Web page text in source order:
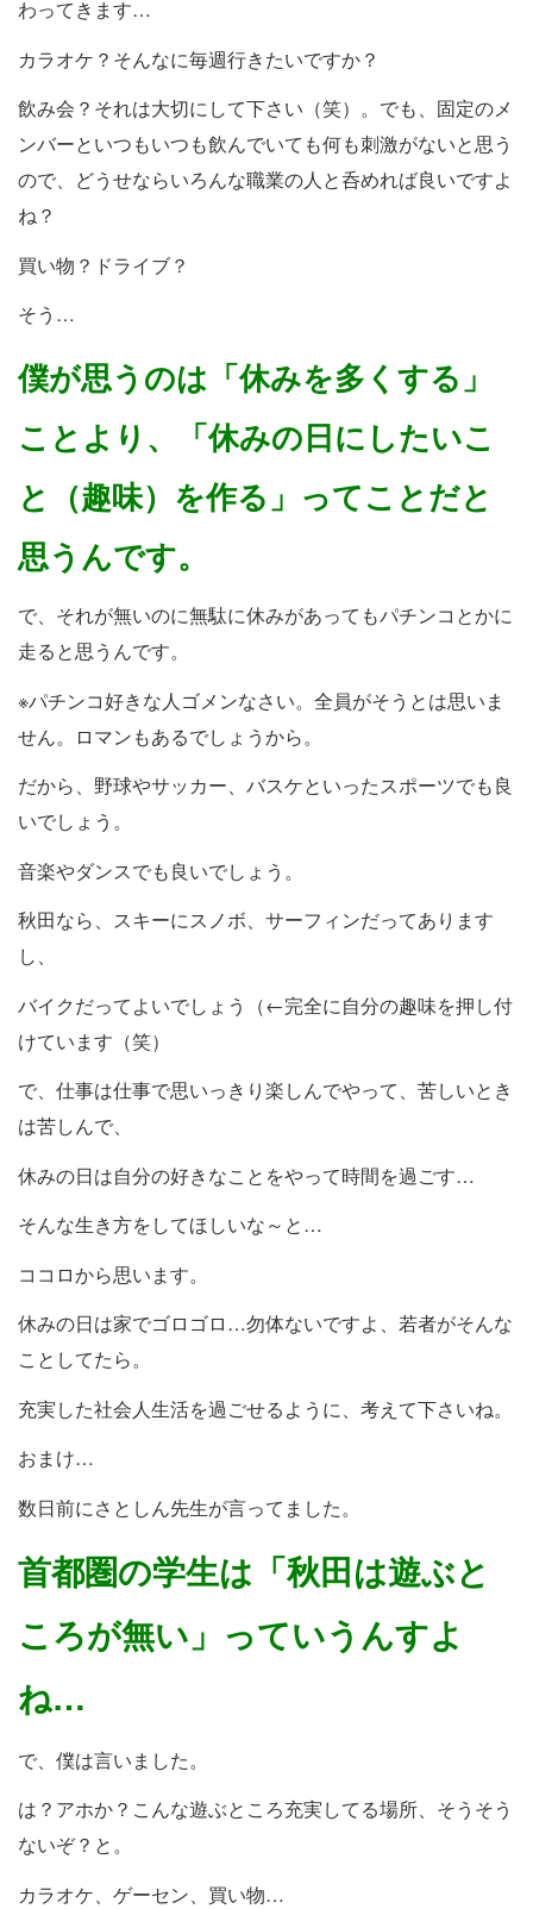
わってきます…
カラオケ？そんなに毎週行きたいですか？
飲み会？それは大切にして下さい（笑）。でも、固定のメ
ンバーといつもいつも飲んでいても何も刺激がないと思う
ので、どうせならいろんな職業の人と呑めれば良いですよ
ね？
買い物？ドライブ？
そう…
僕が思うのは「休みを多くする」
ことより、「休みの日にしたいこ
と（趣味）を作る」ってことだと
思うんです。
で、それが無いのに無駄に休みがあってもパチンコとかに
走ると思うんです。
※パチンコ好きな人ゴメンなさい。全員がそうとは思いま
せん。ロマンもあるでしょうから。
だから、野球やサッカー、バスケといったスポーツでも良
いでしょう。
音楽やダンスでも良いでしょう。
秋田なら、スキーにスノボ、サーフィンだってあります
し、
バイクだってよいでしょう（←完全に自分の趣味を押し付
けています（笑）
で、仕事は仕事で思いっきり楽しんでやって、苦しいとき
は苦しんで、
休みの日は自分の好きなことをやって時間を過ごす…
そんな生き方をしてほしいな～と…
ココロから思います。
休みの日は家でゴロゴロ…勿体ないですよ、若者がそんな
ことしてたら。
充実した社会人生活を過ごせるように、考えて下さいね。
おまけ…
数日前にさとしん先生が言ってました。
首都圏の学生は「秋田は遊ぶと
ころが無い」っていうんすよ
ね…
で、僕は言いました。
は？アホか？こんな遊ぶところ充実してる場所、そうそう
ないぞ？と。
カラオケ、ゲーセン、買い物…